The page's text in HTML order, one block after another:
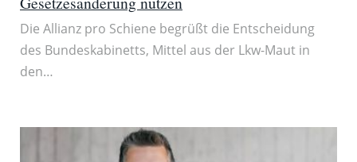
Die Allianz pro Schiene begrüßt die Entscheidung
des Bundeskabinetts, Mittel aus der Lkw-Maut in
den…